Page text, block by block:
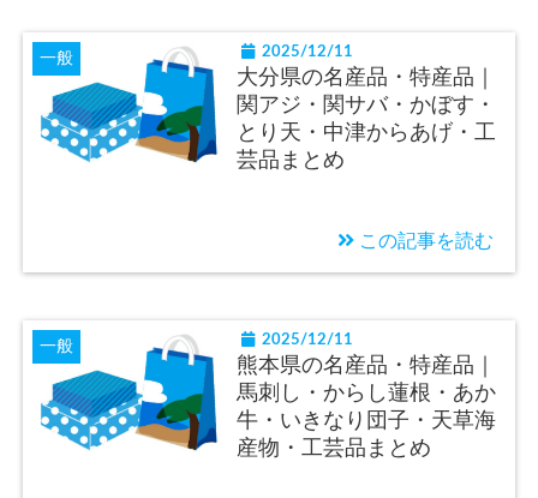
一般 2025/12/11
大分県の名産品・特産品｜
関アジ・関サバ・かぼす・
とり天・中津からあげ・工
芸品まとめ
この記事を読む
一般 2025/12/11
熊本県の名産品・特産品｜
馬刺し・からし蓮根・あか
牛・いきなり団子・天草海
産物・工芸品まとめ